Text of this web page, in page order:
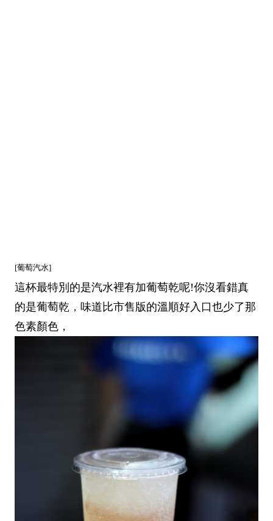
[葡萄汽水]
這杯最特別的是汽水裡有加葡萄乾呢!你沒看錯真
的是葡萄乾，味道比市售版的溫順好入口也少了那
色素顏色，